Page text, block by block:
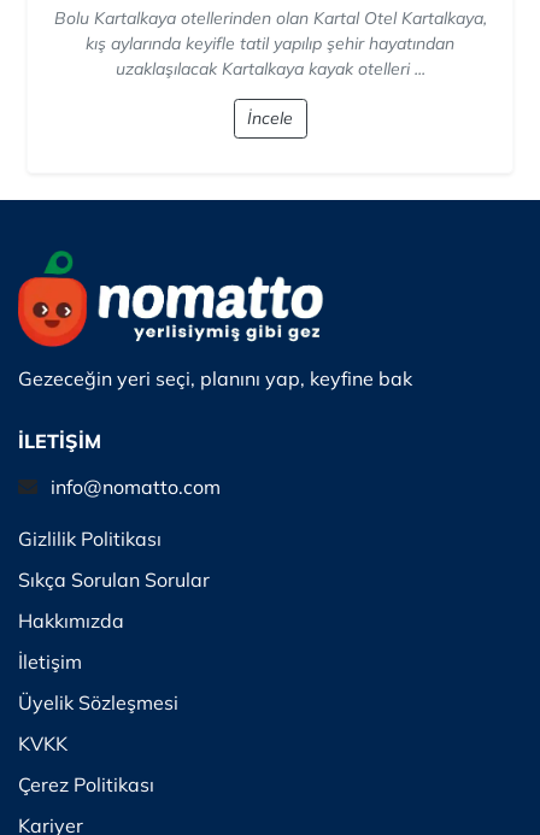
Bolu Kartalkaya otellerinden olan Kartal Otel Kartalkaya,
kış aylarında keyifle tatil yapılıp şehir hayatından
uzaklaşılacak Kartalkaya kayak otelleri ...
İncele
Gezeceğin yeri seçi, planını yap, keyfine bak
İLETİŞİM
info@nomatto.com
Gizlilik Politikası
Sıkça Sorulan Sorular
Hakkımızda
İletişim
Üyelik Sözleşmesi
KVKK
Çerez Politikası
Kariyer